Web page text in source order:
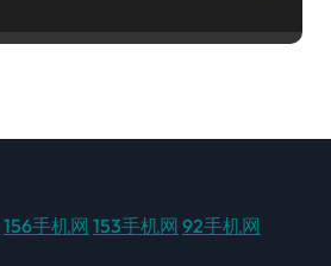
156手机网 153手机网 92手机网